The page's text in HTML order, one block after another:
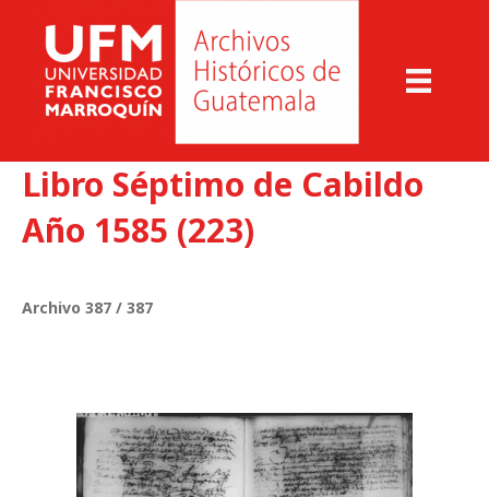
Libro Séptimo de Cabildo
Año 1585 (223)
Archivo 387 / 387